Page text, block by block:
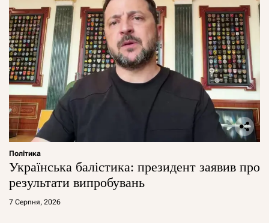
Політика
Українська балістика: президент заявив про
результати випробувань
7 Серпня, 2026